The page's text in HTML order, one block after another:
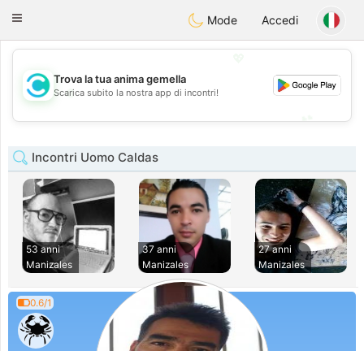
olombiaCitas
Toggle
Mode Accedi
💖
💕
Trova la tua anima gemella
Scarica subito la nostra app di incontri!
Incontri Uomo Caldas
53 anni
Manizales
37 anni
Manizales
27 anni
Manizales
0.6/1